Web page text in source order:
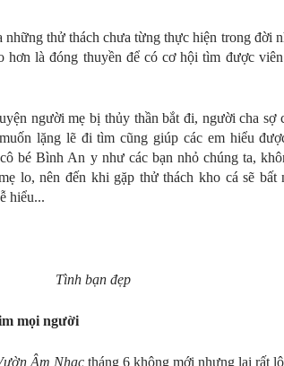
thử thách chưa từng thực hiện trong đời
hơn là đóng thuyền để có cơ hội tìm được
người mẹ bị thủy thần bắt đi, người cha sợ
lặng lẽ đi tìm cũng giúp các em hiểu
bé Bình An y như các bạn nhỏ chúng ta,
lo, nên đến khi gặp thử thách kho cá sẽ bất
hiểu...
Tình bạn đẹp
mọi người
Âm Nhạc tháng 6 không mới nhưng lại rất